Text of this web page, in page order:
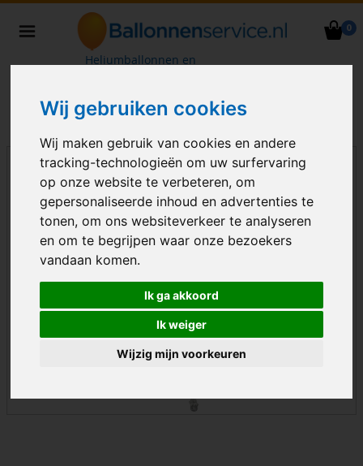
Wij gebruiken cookies
Wij maken gebruik van cookies en andere
tracking-technologieën om uw surfervaring
op onze website te verbeteren, om
gepersonaliseerde inhoud en advertenties te
tonen, om ons websiteverkeer te analyseren
en om te begrijpen waar onze bezoekers
vandaan komen.
Ik ga akkoord
Ik weiger
Wijzig mijn voorkeuren
0
Heliumballonnen en